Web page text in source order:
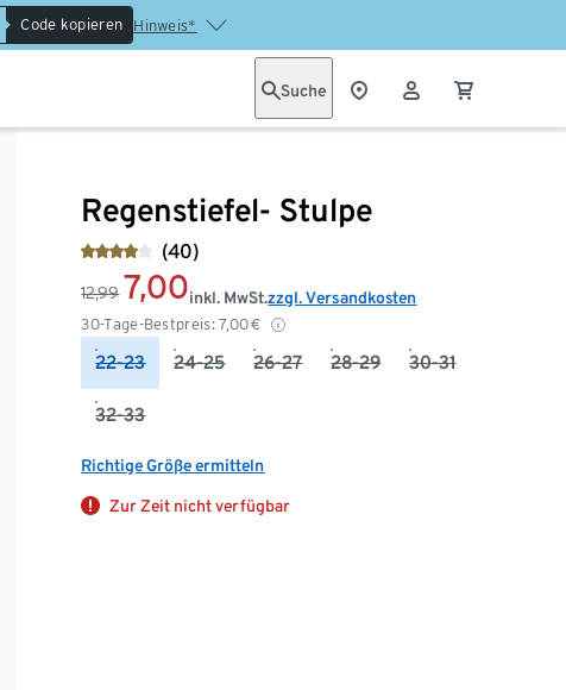
Code kopieren Hinweis*
Suche
Regenstiefel- Stulpe
(40)
12,99 7,00
30-Tage-Bestpreis: 7,00€
inkl. MwSt.zzgl. Versandkosten
22-23 24-25 26-27 28-29 30-31
32-33
Richtige Größe ermitteln
Zur Zeit nicht verfügbar